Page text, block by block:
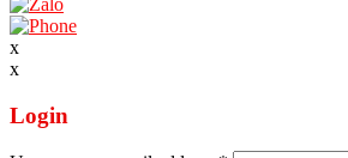
x
x
Login